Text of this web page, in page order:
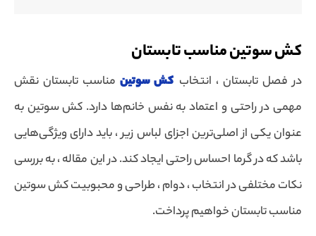
کش سوتین مناسب تابستان
در فصل تابستان ، انتخاب کش سوتینمناسب تابستان نقش
مهمی در راحتی و اعتماد به نفس خانم‌ها دارد. کش سوتین به
عنوان یکی از اصلی‌ترین اجزای لباس زیر ، باید دارای ویژگی‌هایی
باشد که در گرما احساس راحتی ایجاد کند. در این مقاله ، به بررسی
نکات مختلفی در انتخاب ، دوام ، طراحی و محبوبیت کش سوتین
مناسب تابستان خواهیم پرداخت.